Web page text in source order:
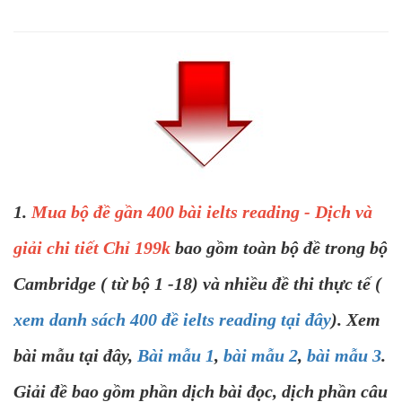
1. Mua bộ đề gần 400 bài ielts reading - Dịch và
giải chi tiết Chỉ 199k bao gồm toàn bộ đề trong bộ
Cambridge ( từ bộ 1 -18) và nhiều đề thi thực tế (
xem danh sách 400 đề ielts reading tại đây). Xem
bài mẫu tại đây, Bài mẫu 1, bài mẫu 2, bài mẫu 3.
Giải đề bao gồm phần dịch bài đọc, dịch phần câu